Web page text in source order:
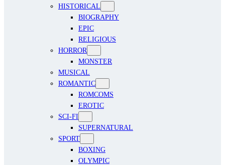
HISTORICAL
BIOGRAPHY
EPIC
RELIGIOUS
HORROR
MONSTER
MUSICAL
ROMANTIC
ROMCOMS
EROTIC
SCI-FI
SUPERNATURAL
SPORT
BOXING
OLYMPIC